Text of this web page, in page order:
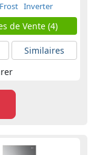
Inverter
de Vente (4)
Similaires